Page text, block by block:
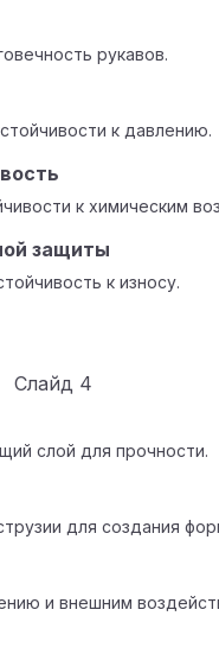
рукавов.
к давлению.
к химическим
защиты
к износу.
Слайд 4
слой для прочности.
для создания
и внешним